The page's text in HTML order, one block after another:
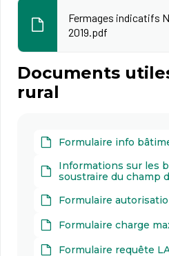
Fermages indicatifs
2019.pdf
Documents
rural
Formulaire info
Informations sur les
soustraire du champ
Formulaire
Formulaire charge
Formulaire requête